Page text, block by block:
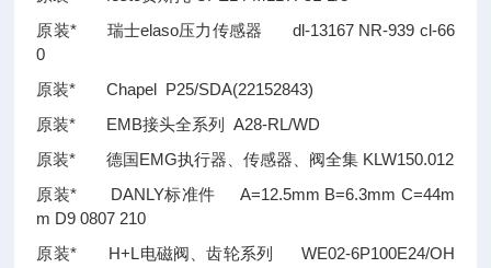
原装* 瑞士elaso压力传感器 dl-13167 NR-939 cl-66
0
原装* Chapel P25/SDA(22152843)
原装* EMB接头全系列 A28-RL/WD
原装* 德国EMG执行器、传感器、阀全集 KLW150.012
原装* DANLY标准件 A=12.5mm B=6.3mm C=44m
m D9 0807 210
原装* H+L电磁阀、齿轮系列 WE02-6P100E24/OH